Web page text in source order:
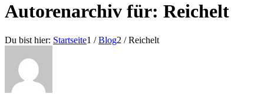
Autorenarchiv für: Reichelt
Du bist hier: Startseite1 / Blog2 / Reichelt